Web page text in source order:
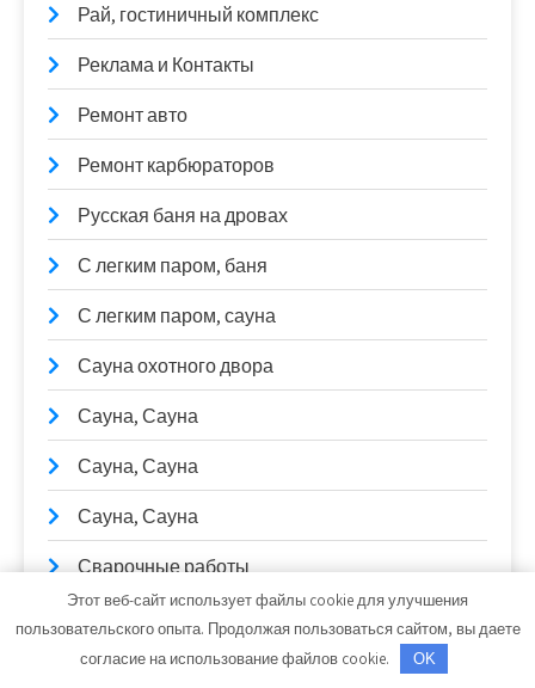
Рай, гостиничный комплекс
Реклама и Контакты
Ремонт авто
Ремонт карбюраторов
Русская баня на дровах
С легким паром, баня
С легким паром, сауна
Сауна охотного двора
Сауна, Сауна
Сауна, Сауна
Сауна, Сауна
Сварочные работы
СибТракСкан, официальный дистрибьютор
DongFeng, официальный дилер Scania, Daewoo,
Этот веб-сайт использует файлы cookie для улучшения
пользовательского опыта. Продолжая пользоваться сайтом, вы даете
согласие на использование файлов cookie.
OK